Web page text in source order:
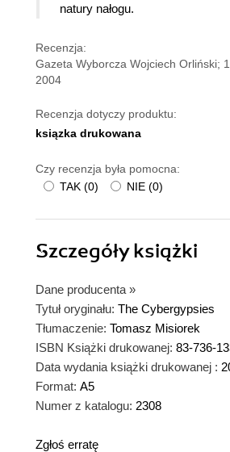
natury nałogu.
Recenzja:
Gazeta Wyborcza Wojciech Orliński;
2004
Recenzja dotyczy produktu:
ksiązka drukowana
Czy recenzja była pomocna:
TAK (0) NIE (0)
Szczegółyksiążki
Dane producenta »
Tytuł oryginału: The Cybergypsies
Tłumaczenie: Tomasz Misiorek
ISBN Książki drukowanej: 83-736-
Data wydania książki drukowanej :
Format: A5
Numer z katalogu: 2308
Zgłoś erratę